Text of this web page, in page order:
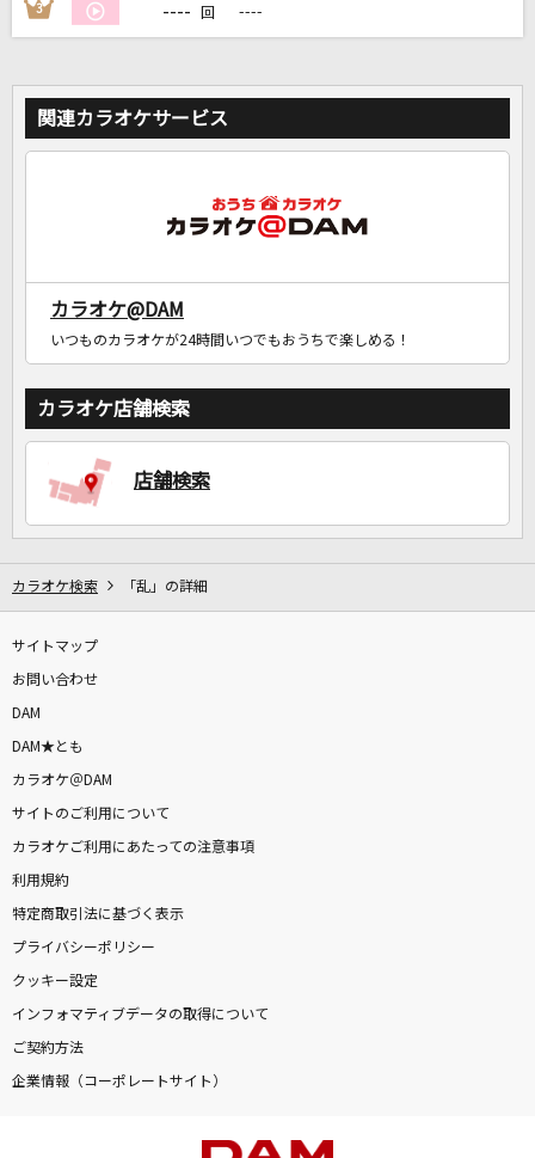
3 ---- 回 ----
関連カラオケサービス
カラオケ@DAM
いつものカラオケが24時間いつでもおうちで楽しめる！
カラオケ店舗検索
店舗検索
カラオケ検索 「乱」の詳細
サイトマップ
お問い合わせ
DAM
DAM★とも
カラオケ＠DAM
サイトのご利用について
カラオケご利用にあたっての注意事項
利用規約
特定商取引法に基づく表示
プライバシーポリシー
クッキー設定
インフォマティブデータの取得について
ご契約方法
企業情報（コーポレートサイト）